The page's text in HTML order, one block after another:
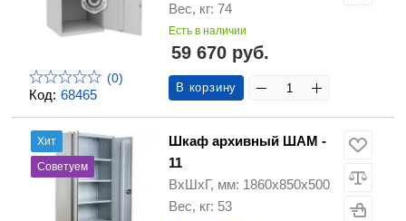
Код: 68465
(0)
Вес, кг: 74
Есть в наличии
59 670 руб.
В корзину
Хит
Советуем
Шкаф архивный ШАМ -
11
ВхШхГ, мм: 1860х850х500
Вес, кг: 53